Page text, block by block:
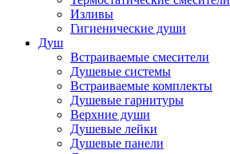
Изливы
Гигиенические души
Душ
Встраиваемые смесители
Душевые системы
Встраиваемые комплекты
Душевые гарнитуры
Верхние души
Душевые лейки
Душевые панели